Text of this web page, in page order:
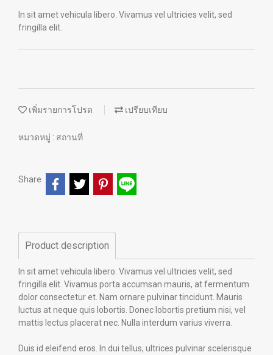
In sit amet vehicula libero. Vivamus vel ultricies velit, sed
fringilla elit.
เพิ่มรายการโปรด เปรียบเทียบ
หมวดหมู่ : สถานที่
Share
Product description
In sit amet vehicula libero. Vivamus vel ultricies velit, sed
fringilla elit. Vivamus porta accumsan mauris, at fermentum
dolor consectetur et. Nam ornare pulvinar tincidunt. Mauris
luctus at neque quis lobortis. Donec lobortis pretium nisi, vel
mattis lectus placerat nec. Nulla interdum varius viverra.
Duis id eleifend eros. In dui tellus, ultrices pulvinar scelerisque